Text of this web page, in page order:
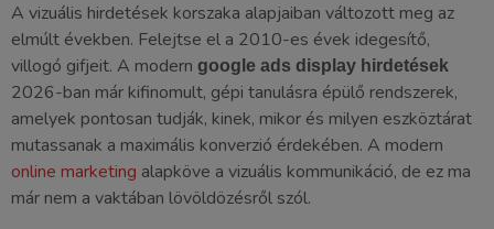
A vizuális hirdetések korszaka alapjaiban változott meg az
elmúlt években. Felejtse el a 2010-es évek idegesítő,
villogó gifjeit. A modern google ads display hirdetések
2026-ban már kifinomult, gépi tanulásra épülő rendszerek,
amelyek pontosan tudják, kinek, mikor és milyen eszköztárat
mutassanak a maximális konverzió érdekében. A modern
online marketing alapköve a vizuális kommunikáció, de ez ma
már nem a vaktában lövöldözésről szól.